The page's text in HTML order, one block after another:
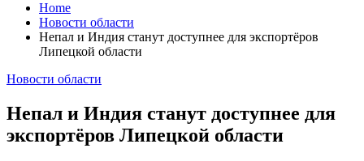
Home
Новости области
Непал и Индия станут доступнее для экспортёров
Липецкой области
Новости области
Непал и Индия станут доступнее для
экспортёров Липецкой области